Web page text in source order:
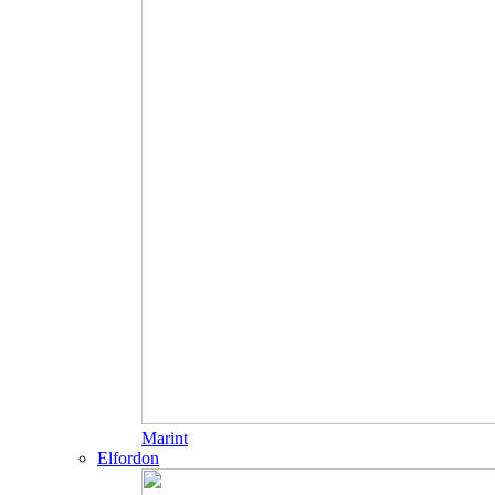
Marint
Elfordon